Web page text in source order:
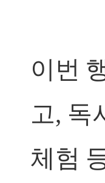
이번
고, 독
체험